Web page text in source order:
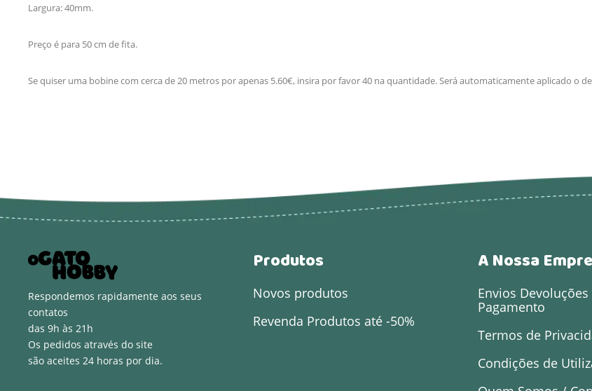
Largura: 40mm.
Preço é para 50 cm de fita.
Se quiser uma bobine com cerca de 20 metros por apenas 5.60€, insira por favor 40 na quantidade. Será automaticamente aplicado o
Respondemos rapidamente aos seus
contatos
das 9h às 21h
Os pedidos através do site
são aceites 24 horas por dia.
Produtos
Novos produtos
Revenda Produtos até -50%
A Nossa
Envios
Pagamento
Termos de
Condições de